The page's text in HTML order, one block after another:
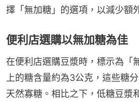
擇「無加糖」的選項，以減少額
便利店選購以無加糖為佳
在便利店選購豆漿時，標示為「
上的糖含量約為3公克，這些糖
天然寡糖。相比之下，低糖豆漿